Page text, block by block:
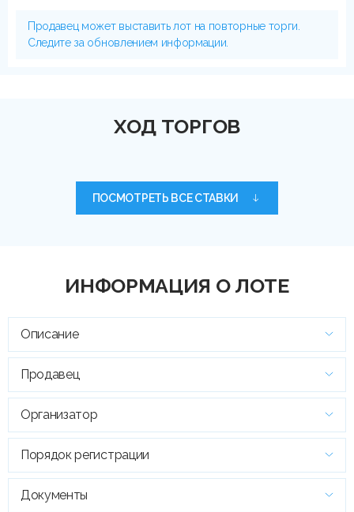
Продавец может выставить лот на повторные торги.
Следите за обновлением информации.
ХОД ТОРГОВ
ПОСМОТРЕТЬ ВСЕ СТАВКИ
ИНФОРМАЦИЯ О ЛОТЕ
Описание
Продавец
Организатор
Порядок регистрации
Документы